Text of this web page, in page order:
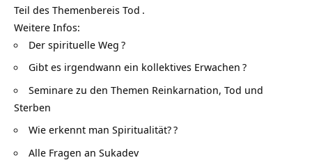
Teil des Themenbereis Tod .
Weitere Infos:
Der spirituelle Weg ?
Gibt es irgendwann ein kollektives Erwachen ?
Seminare zu den Themen Reinkarnation, Tod und
Sterben
Wie erkennt man Spiritualität??
Alle Fragen an Sukadev